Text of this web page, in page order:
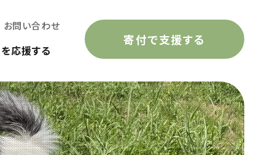
お問い合わせ
応援する
寄付で支援する